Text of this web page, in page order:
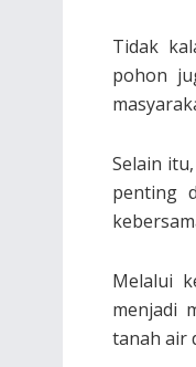
Tidak
pohon
Selain
penting
Melalui
menjadi
tanah air